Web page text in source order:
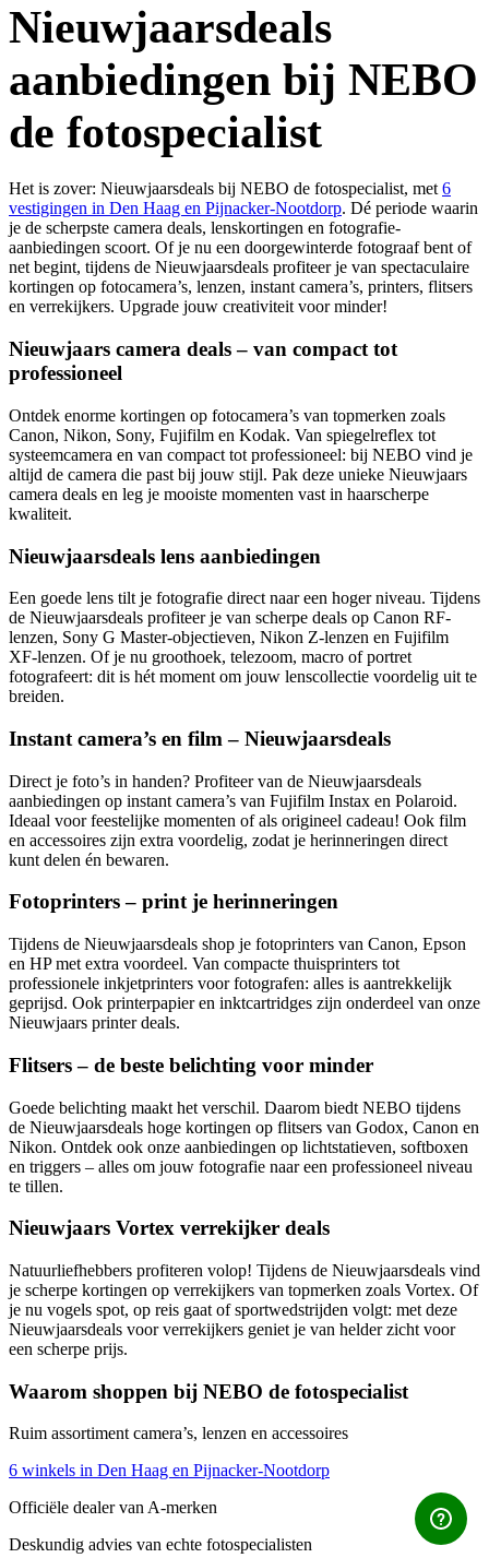
Nieuwjaarsdeals
aanbiedingen bij NEBO
de fotospecialist
Het is zover: Nieuwjaarsdeals bij NEBO de fotospecialist, met6
vestigingen in Den Haag en Pijnacker-Nootdorp. Dé periode waarin
je de scherpste camera deals, lenskortingen en fotografie-
aanbiedingen scoort. Of je nu een doorgewinterde fotograaf bent of
net begint, tijdens de Nieuwjaarsdeals profiteer je van spectaculaire
kortingen op fotocamera’s, lenzen, instant camera’s, printers, flitsers
en verrekijkers. Upgrade jouw creativiteit voor minder!
Nieuwjaars camera deals – van compact tot
professioneel
Ontdek enorme kortingen op fotocamera’s van topmerken zoals
Canon, Nikon, Sony, Fujifilm en Kodak. Van spiegelreflex tot
systeemcamera en van compact tot professioneel: bij NEBO vind je
altijd de camera die past bij jouw stijl. Pak deze unieke Nieuwjaars
camera deals en leg je mooiste momenten vast in haarscherpe
kwaliteit.
Nieuwjaarsdeals lens aanbiedingen
Een goede lens tilt je fotografie direct naar een hoger niveau. Tijdens
de Nieuwjaarsdeals profiteer je van scherpe deals op Canon RF-
lenzen, Sony G Master-objectieven, Nikon Z-lenzen en Fujifilm
XF-lenzen. Of je nu groothoek, telezoom, macro of portret
fotografeert: dit is hét moment om jouw lenscollectie voordelig uit te
breiden.
Instant camera’s en film – Nieuwjaarsdeals
Direct je foto’s in handen? Profiteer van de Nieuwjaarsdeals
aanbiedingen op instant camera’s van Fujifilm Instax en Polaroid.
Ideaal voor feestelijke momenten of als origineel cadeau! Ook film
en accessoires zijn extra voordelig, zodat je herinneringen direct
kunt delen én bewaren.
Fotoprinters – print je herinneringen
Tijdens de Nieuwjaarsdeals shop je fotoprinters van Canon, Epson
en HP met extra voordeel. Van compacte thuisprinters tot
professionele inkjetprinters voor fotografen: alles is aantrekkelijk
geprijsd. Ook printerpapier en inktcartridges zijn onderdeel van onze
Nieuwjaars printer deals.
Flitsers – de beste belichting voor minder
Goede belichting maakt het verschil. Daarom biedt NEBO tijdens
de Nieuwjaarsdeals hoge kortingen op flitsers van Godox, Canon en
Nikon. Ontdek ook onze aanbiedingen op lichtstatieven, softboxen
en triggers – alles om jouw fotografie naar een professioneel niveau
te tillen.
Nieuwjaars Vortex verrekijker deals
Natuurliefhebbers profiteren volop! Tijdens de Nieuwjaarsdeals vind
je scherpe kortingen op verrekijkers van topmerken zoals Vortex. Of
je nu vogels spot, op reis gaat of sportwedstrijden volgt: met deze
Nieuwjaarsdeals voor verrekijkers geniet je van helder zicht voor
een scherpe prijs.
Waarom shoppen bij NEBO de fotospecialist
Ruim assortiment camera’s, lenzen en accessoires
6 winkels in Den Haag en Pijnacker-Nootdorp
Officiële dealer van A-merken
Deskundig advies van echte fotospecialisten